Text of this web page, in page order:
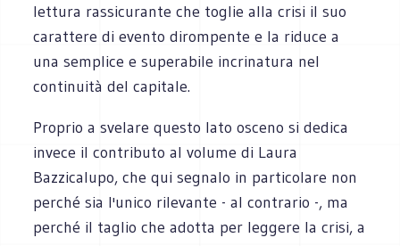
lettura rassicurante che toglie alla crisi il suo
carattere di evento dirompente e la riduce a
una semplice e superabile incrinatura nel
continuità del capitale.
Proprio a svelare questo lato osceno si dedica
invece il contributo al volume di Laura
Bazzicalupo, che qui segnalo in particolare non
perché sia l'unico rilevante - al contrario -, ma
perché il taglio che adotta per leggere la crisi, a